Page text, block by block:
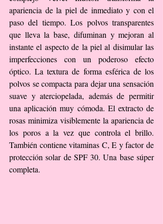
apariencia de la piel de inmediato y con el
paso del tiempo. Los polvos transparentes
que lleva la base, difuminan y mejoran al
instante el aspecto de la piel al disimular las
imperfecciones con un poderoso efecto
óptico. La textura de forma esférica de los
polvos se compacta para dejar una sensación
suave y aterciopelada, además de permitir
una aplicación muy cómoda. El extracto de
rosas minimiza visiblemente la apariencia de
los poros a la vez que controla el brillo.
También contiene vitaminas C, E y factor de
protección solar de SPF 30. Una base súper
completa.